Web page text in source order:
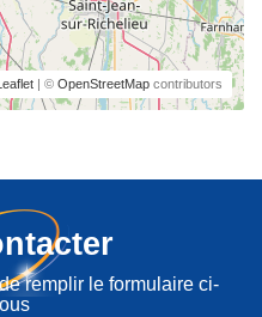
| © OpenStreetMap contributors
remplir le formulaire ci-